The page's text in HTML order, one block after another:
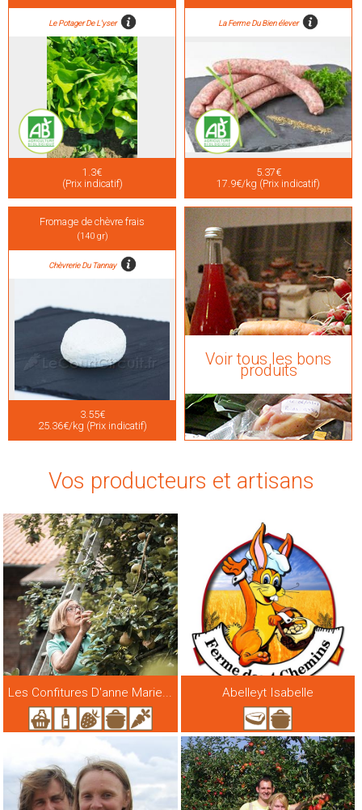
Le Potager De L'yser
1.3€
(Prix indicatif)
La Ferme Du Bien élever
5.37€
17.9€/kg (Prix indicatif)
Fromage de chèvre frais
(140 gr)
Chèvrerie Du Tannay
3.55€
25.36€/kg (Prix indicatif)
Voir tous les bons
produits
Vos producteurs et artisans
Les Confitures D'anne Marie... Abelleyt Isabelle